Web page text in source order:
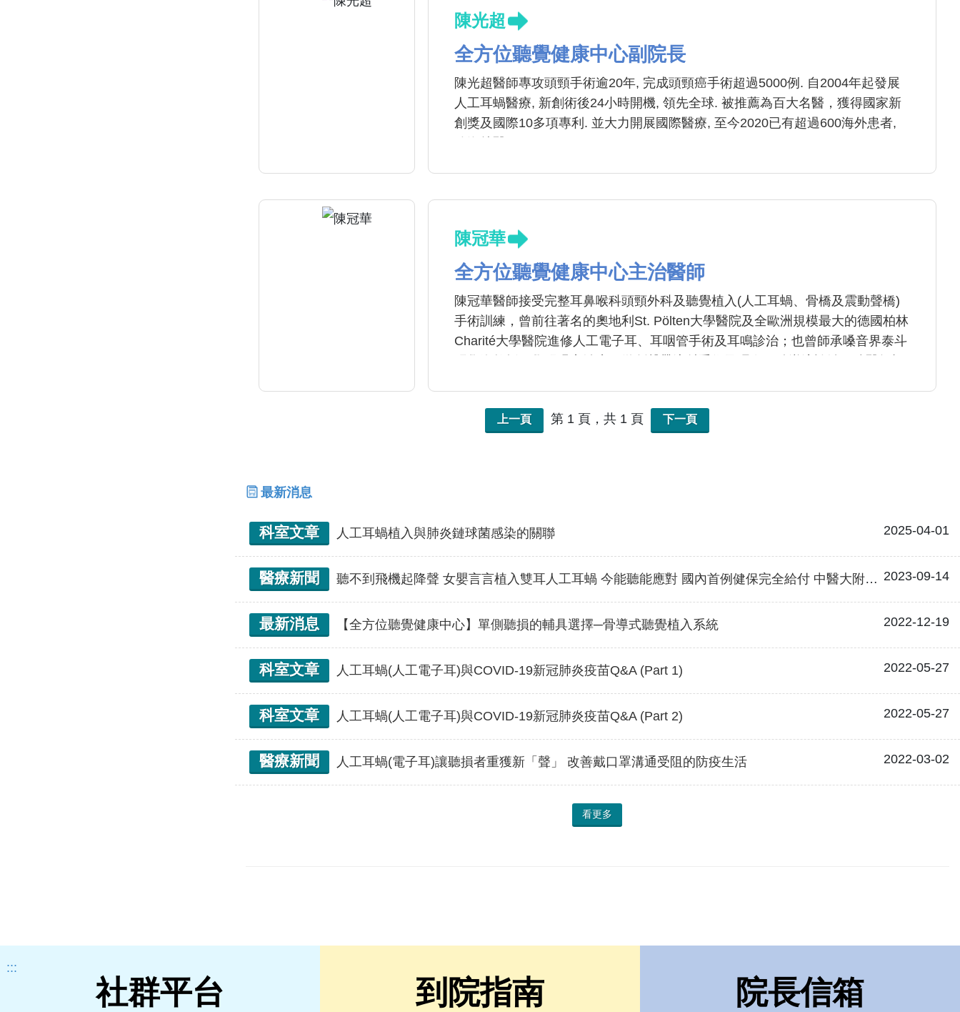
陳光超
全方位聽覺健康中心副院長
陳光超醫師專攻頭頸手術逾20年, 完成頭頸癌手術超過5000例. 自2004年起發展
人工耳蝸醫療, 新創術後24小時開機, 領先全球. 被推薦為百大名醫，獲得國家新
創獎及國際10多項專利. 並大力開展國際醫療, 至今2020已有超過600海外患者,
陳冠華
全方位聽覺健康中心主治醫師
陳冠華醫師接受完整耳鼻喉科頭頸外科及聽覺植入(人工耳蝸、骨橋及震動聲橋)
手術訓練，曾前往著名的奧地利St. Pölten大學醫院及全歐洲規模最大的德國柏林
Charité大學醫院進修人工電子耳、耳咽管手術及耳鳴診治；也曾師承嗓音界泰斗
上一頁 第 1 頁，共 1 頁 下一頁
最新消息
科室文章 人工耳蝸植入與肺炎鏈球菌感染的關聯 2025-04-01
醫療新聞 聽不到飛機起降聲 女嬰言言植入雙耳人工耳蝸 今能聽能應對 國內首例健保完全給付 中醫大附醫成功翻轉「新聲」 2023-09-14
最新消息 【全方位聽覺健康中心】單側聽損的輔具選擇─骨導式聽覺植入系統 2022-12-19
科室文章 人工耳蝸(人工電子耳)與COVID-19新冠肺炎疫苗Q&A (Part 1) 2022-05-27
科室文章 人工耳蝸(人工電子耳)與COVID-19新冠肺炎疫苗Q&A (Part 2) 2022-05-27
醫療新聞 人工耳蝸(電子耳)讓聽損者重獲新「聲」 改善戴口罩溝通受阻的防疫生活 2022-03-02
看更多
:::
社群平台 到院指南 院長信箱